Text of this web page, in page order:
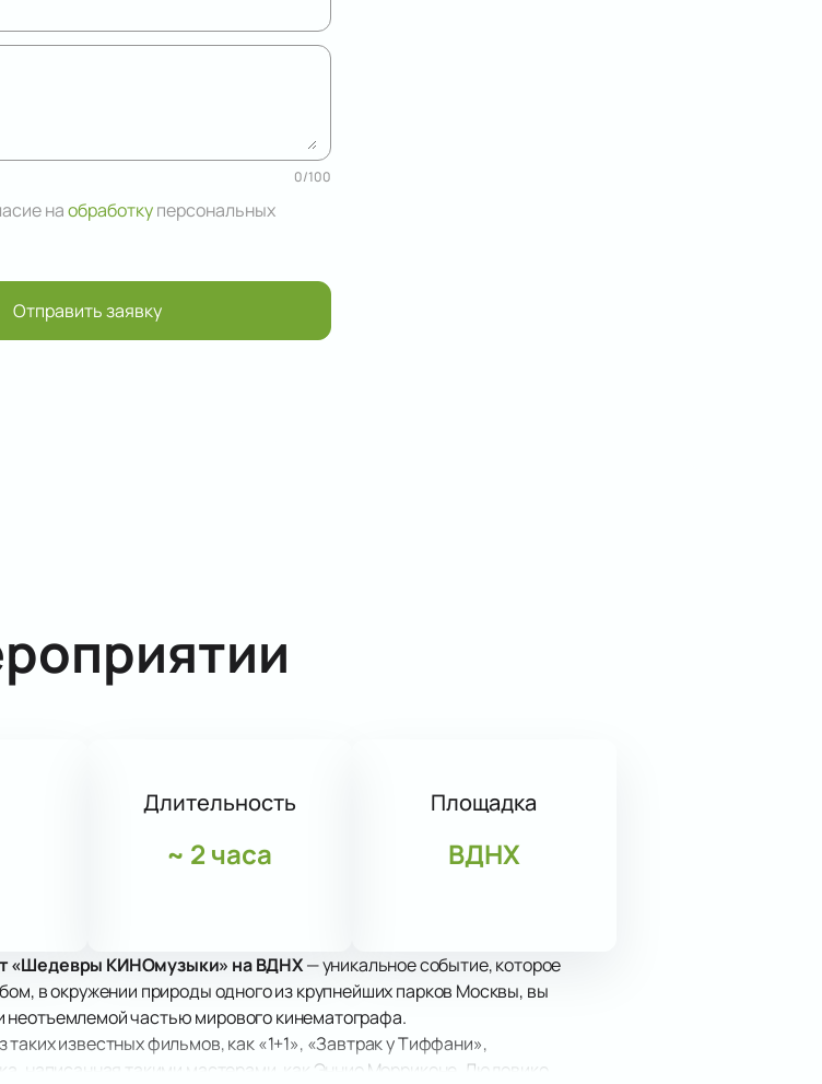
0/100
наобработкуперсональных
Отправить заявку
Длительность
~ 2 часа
Площадка
ВДНХ
«Шедевры КИНОмузыки» на ВДНХ— уникальное событие, которое
в окружении природы одного из крупнейших парков Москвы, вы
частью мирового кинематографа.
известных фильмов, как «1+1», «Завтрак у Тиффани»,
написанная такими мастерами, как Эннио Морриконе, Людовико